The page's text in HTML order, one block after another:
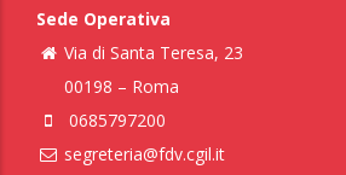
Sede Operativa
Via di Santa Teresa, 23
00198 – Roma
0685797200
segreteria@fdv.cgil.it